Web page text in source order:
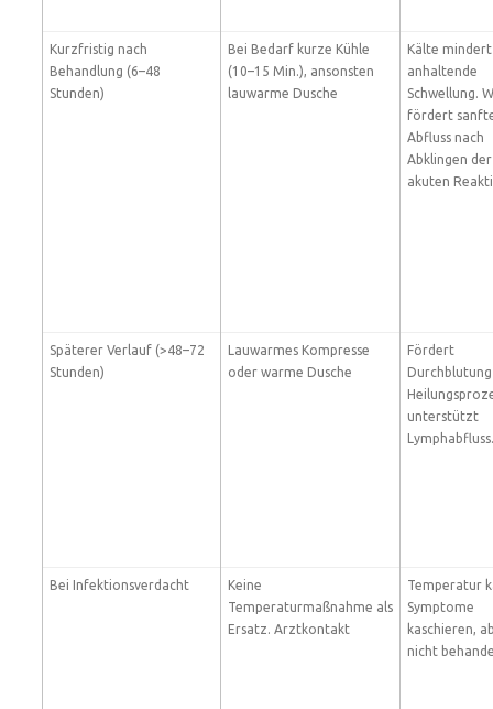
Kurzfristig nach
Behandlung (6–48
Stunden)
Bei Bedarf kurze Kühle
(10–15 Min.), ansonsten
lauwarme Dusche
Kälte mindert
anhaltende
Schwellung.
fördert
Abfluss nach
Abklingen der
akuten
Späterer Verlauf (>48–72
Stunden)
Lauwarmes Kompresse
oder warme Dusche
Fördert
unterstützt
Lymphabfluss.
Bei Infektionsverdacht
Keine
Temperaturmaßnahme als
Ersatz. Arztkontakt
Temperatur
Symptome
kaschieren,
nicht